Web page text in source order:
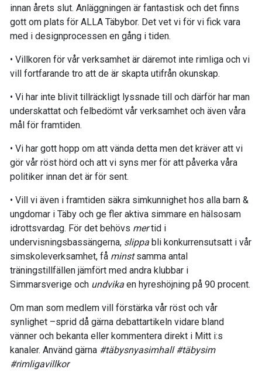
innan årets slut. Anläggningen är fantastisk och det finns
gott om plats för ALLA Täbybor. Det vet vi för vi fick vara
med i designprocessen en gång i tiden.
• Villkoren för vår verksamhet är däremot inte rimliga och vi
vill fortfarande tro att de är skapta utifrån okunskap.
• Vi har inte blivit tillräckligt lyssnade till och därför har man
underskattat och felbedömt vår verksamhet och även våra
mål för framtiden.
• Vi har gott hopp om att vända detta men det kräver att vi
gör vår röst hörd och att vi syns mer för att påverka våra
politiker innan det är för sent.
• Vill vi även i framtiden säkra simkunnighet hos alla barn &
ungdomar i Täby och ge fler aktiva simmare en hälsosam
idrottsvardag. För det behövs mertid i
undervisningsbassängerna, slippa bli konkurrensutsatt i vår
simskoleverksamhet, få minstsamma antal
träningstillfällen jämfört med andra klubbar i
Simmarsverige och undvika en hyreshöjning på 90 procent.
Om man som medlem vill förstärka vår röst och vår
synlighet –sprid då gärna debattartikeln vidare bland
vänner och bekanta eller kommentera direkt i Mitt i:s
kanaler. Använd gärna #täbysnyasimhall #täbysim
#rimligavillkor